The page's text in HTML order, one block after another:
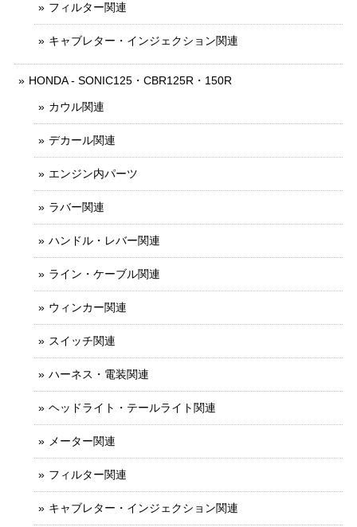
フィルター関連
キャブレター・インジェクション関連
HONDA - SONIC125・CBR125R・150R
カウル関連
デカール関連
エンジン内パーツ
ラバー関連
ハンドル・レバー関連
ライン・ケーブル関連
ウィンカー関連
スイッチ関連
ハーネス・電装関連
ヘッドライト・テールライト関連
メーター関連
フィルター関連
キャブレター・インジェクション関連